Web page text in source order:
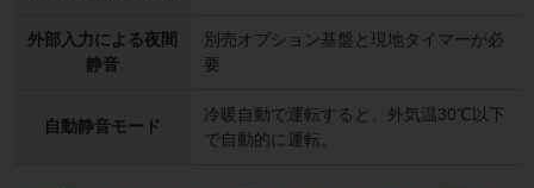
外部入力による夜間
静音
別売オプション基盤と現地タイマーが必
要
自動静音モード
冷暖自動で運転すると、外気温30℃以下
で自動的に運転。